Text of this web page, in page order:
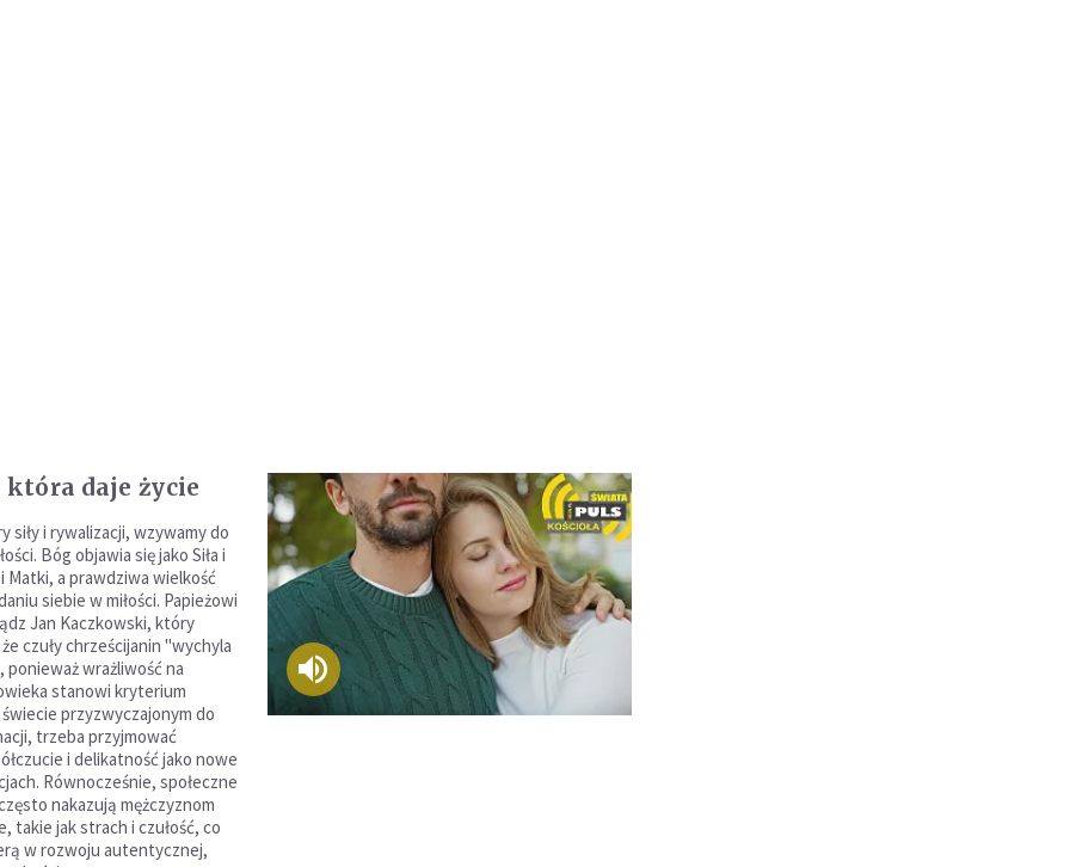
która daje życie
siły i rywalizacji, wzywamy do
Bóg objawia się jako Siła i
i Matki, a prawdziwa wielkość
siebie w miłości. Papieżowi
Jan Kaczkowski, który
czuły chrześcijanin "wychyla
ponieważ wrażliwość na
stanowi kryterium
przyzwyczajonym do
trzeba przyjmować
i delikatność jako nowe
Równocześnie, społeczne
nakazują mężczyznom
takie jak strach i czułość, co
w rozwoju autentycznej,